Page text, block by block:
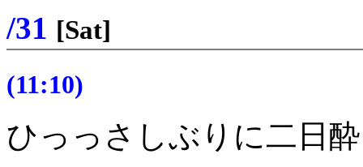
/31 [Sat]
(11:10)
ひっっさしぶりに二日